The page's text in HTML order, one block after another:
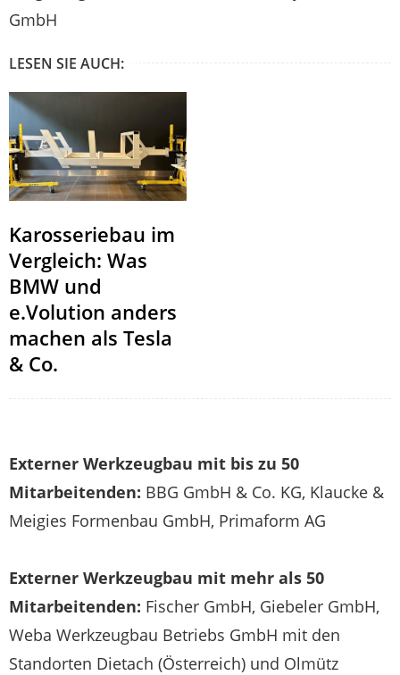
GmbH
LESEN SIE AUCH:
Karosseriebau im
Vergleich: Was
BMW und
e.Volution anders
machen als Tesla
& Co.
Externer Werkzeugbau mit bis zu 50
Mitarbeitenden: BBG GmbH & Co. KG, Klaucke &
Meigies Formenbau GmbH, Primaform AG
Externer Werkzeugbau mit mehr als 50
Mitarbeitenden: Fischer GmbH, Giebeler GmbH,
Weba Werkzeugbau Betriebs GmbH mit den
Standorten Dietach (Österreich) und Olmütz